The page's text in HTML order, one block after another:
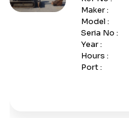
Maker :
Model :
Seria No :
Year :
Hours :
Port :